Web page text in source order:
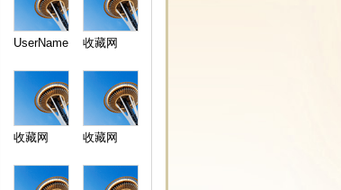
UserName 收藏网
收藏网 收藏网